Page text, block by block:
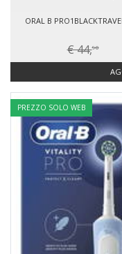
ORAL B
€ 44,90
PREZZO SOLO WEB